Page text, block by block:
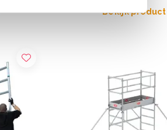
Bekijk product